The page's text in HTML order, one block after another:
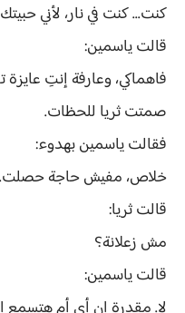
كنت... كنت في نار، لأني
قالت ياسمين:
فاهماكي، وعارفة إنتِ عايزة
صمتت ثريا للحظات.
فقالت ياسمين بهدوء:
خلاص، مفيش حاجة حصلت.
قالت ثريا:
مش زعلانة؟
قالت ياسمين: